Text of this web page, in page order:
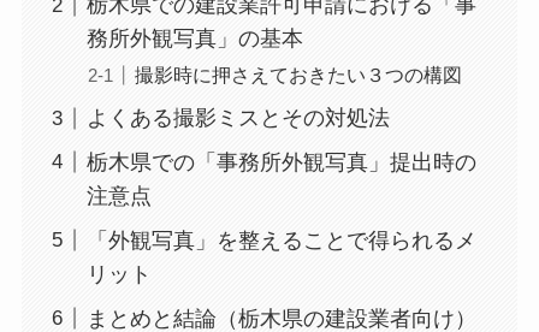
栃木県での建設業許可申請における「事
務所外観写真」の基本
撮影時に押さえておきたい３つの構図
よくある撮影ミスとその対処法
栃木県での「事務所外観写真」提出時の
注意点
「外観写真」を整えることで得られるメ
リット
まとめと結論（栃木県の建設業者向け）